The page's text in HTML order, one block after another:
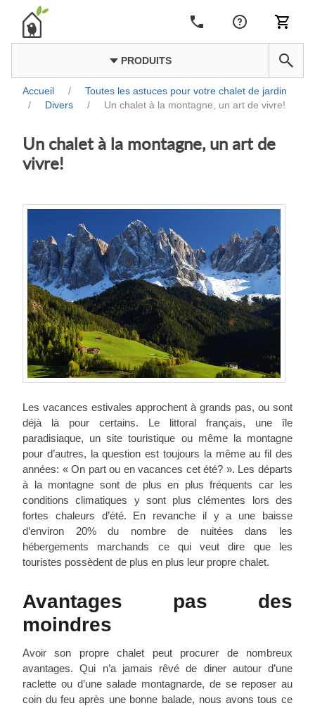
PRODUITS
Accueil /
Toutes les astuces pour votre chalet de jardin
/
Divers / Un chalet à la montagne, un art de vivre!
Un chalet à la montagne, un art de
vivre!
Les vacances estivales approchent à grands pas, ou sont
déjà là pour certains. Le littoral français, une île
paradisiaque, un site touristique ou même la montagne
pour d’autres, la question est toujours la même au fil des
années: « On part ou en vacances cet été? ». Les départs
à la montagne sont de plus en plus fréquents car les
conditions climatiques y sont plus clémentes lors des
fortes chaleurs d’été. En revanche il y a une baisse
d’environ 20% du nombre de nuitées dans les
hébergements marchands ce qui veut dire que les
touristes possèdent de plus en plus leur propre chalet.
Avantages pas des
moindres
Avoir son propre chalet peut procurer de nombreux
avantages. Qui n’a jamais rêvé de diner autour d’une
raclette ou d’une salade montagnarde, de se reposer au
coin du feu après une bonne balade, nous avons tous ce